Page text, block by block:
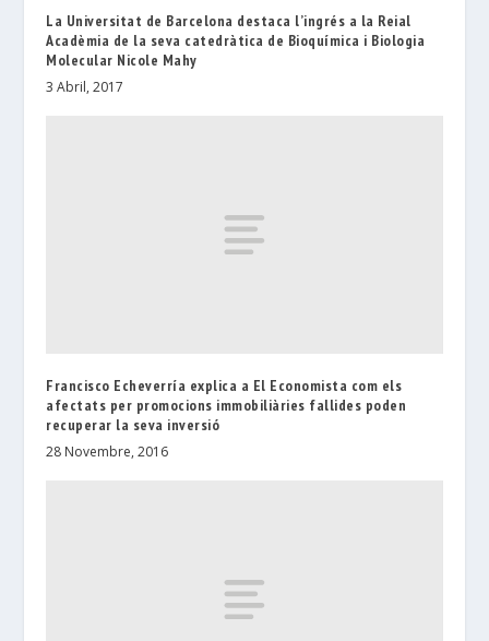
La Universitat de Barcelona destaca l’ingrés a la Reial
Acadèmia de la seva catedràtica de Bioquímica i Biologia
Molecular Nicole Mahy
3 Abril, 2017
Francisco Echeverría explica a El Economista com els
afectats per promocions immobiliàries fallides poden
recuperar la seva inversió
28 Novembre, 2016